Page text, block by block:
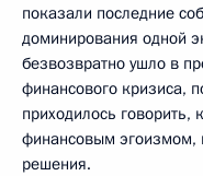
показали последние
доминирования одной
безвозвратно ушло в
финансового кризиса,
приходилось говорить,
финансовым эгоизмом,
решения.